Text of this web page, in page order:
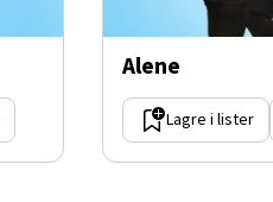
Alene
Lagre i lister